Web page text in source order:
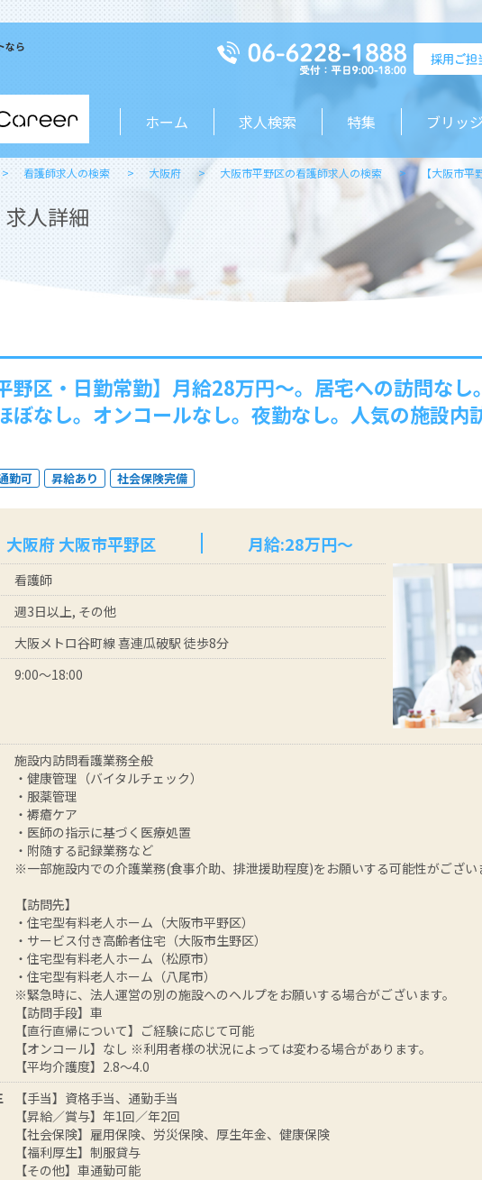
なら
ホーム 求人検索 特集 ブリッ
看護師求人の検索 大阪府 大阪市平野区の看護師求人の検索 【大阪市
求人詳細
野区・日勤常勤】月給28万円～。居宅への訪問な
ぼなし。オンコールなし。夜勤なし。人気の施設内
勤可 昇給あり 社会保険完備
大阪府 大阪市平野区 月給:28万円～
看護師
週3日以上, その他
大阪メトロ谷町線 喜連瓜破駅 徒歩8分
9:00～18:00
施設内訪問看護業務全般
・健康管理（バイタルチェック）
・服薬管理
・褥瘡ケア
・医師の指示に基づく医療処置
・附随する記録業務など
※一部施設内での介護業務(食事介助、排泄援助程度)をお願いする可能性がござい
【訪問先】
・住宅型有料老人ホーム（大阪市平野区）
・サービス付き高齢者住宅（大阪市生野区）
・住宅型有料老人ホーム（松原市）
・住宅型有料老人ホーム（八尾市）
※緊急時に、法人運営の別の施設へのヘルプをお願いする場合がございます。
【訪問手段】車
【直行直帰について】ご経験に応じて可能
【オンコール】なし ※利用者様の状況によっては変わる場合があります。
【平均介護度】2.8～4.0
【手当】資格手当、通勤手当
【昇給／賞与】年1回／年2回
【社会保険】雇用保険、労災保険、厚生年金、健康保険
【福利厚生】制服貸与
【その他】車通勤可能